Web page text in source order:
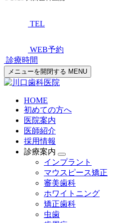
TEL
WEB予約
診療時間
メニューを開閉する MENU
HOME
初めての方へ
医院案内
医師紹介
採用情報
診療案内
インプラント
マウスピース矯正
審美歯科
ホワイトニング
矯正歯科
虫歯